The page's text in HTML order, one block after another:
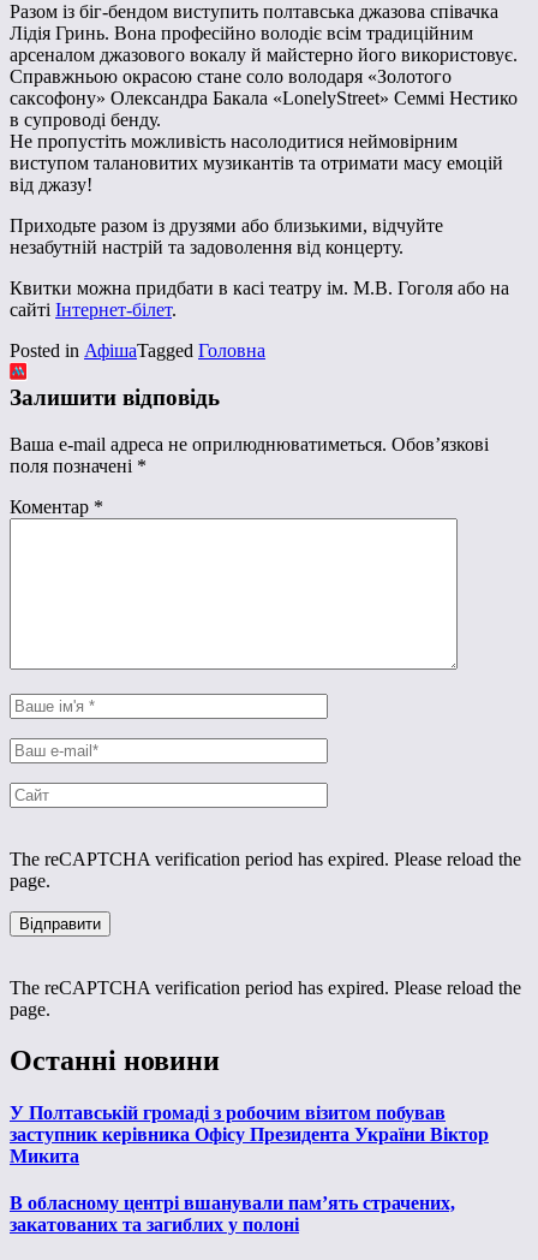
Разом із біг-бендом виступить полтавська джазова співачка
Лідія Гринь. Вона професійно володіє всім традиційним
арсеналом джазового вокалу й майстерно його використовує.
Справжньою окрасою стане соло володаря «Золотого
саксофону» Олександра Бакала «LonelyStreet» Семмі Нестико
в супроводі бенду.
Не пропустіть можливість насолодитися неймовірним
виступом талановитих музикантів та отримати масу емоцій
від джазу!
Приходьте разом із друзями або близькими, відчуйте
незабутній настрій та задоволення від концерту.
Квитки можна придбати в касі театру ім. М.В. Гоголя або на
сайті Інтернет-білет.
Posted in АфішаTagged Головна
Залишити відповідь
Ваша e-mail адреса не оприлюднюватиметься. Обов’язкові
поля позначені *
Коментар *
The reCAPTCHA verification period has expired. Please reload the
page.
The reCAPTCHA verification period has expired. Please reload the
page.
Останні новини
У Полтавській громаді з робочим візитом побував
заступник керівника Офісу Президента України Віктор
Микита
В обласному центрі вшанували пам’ять страчених,
закатованих та загиблих у полоні